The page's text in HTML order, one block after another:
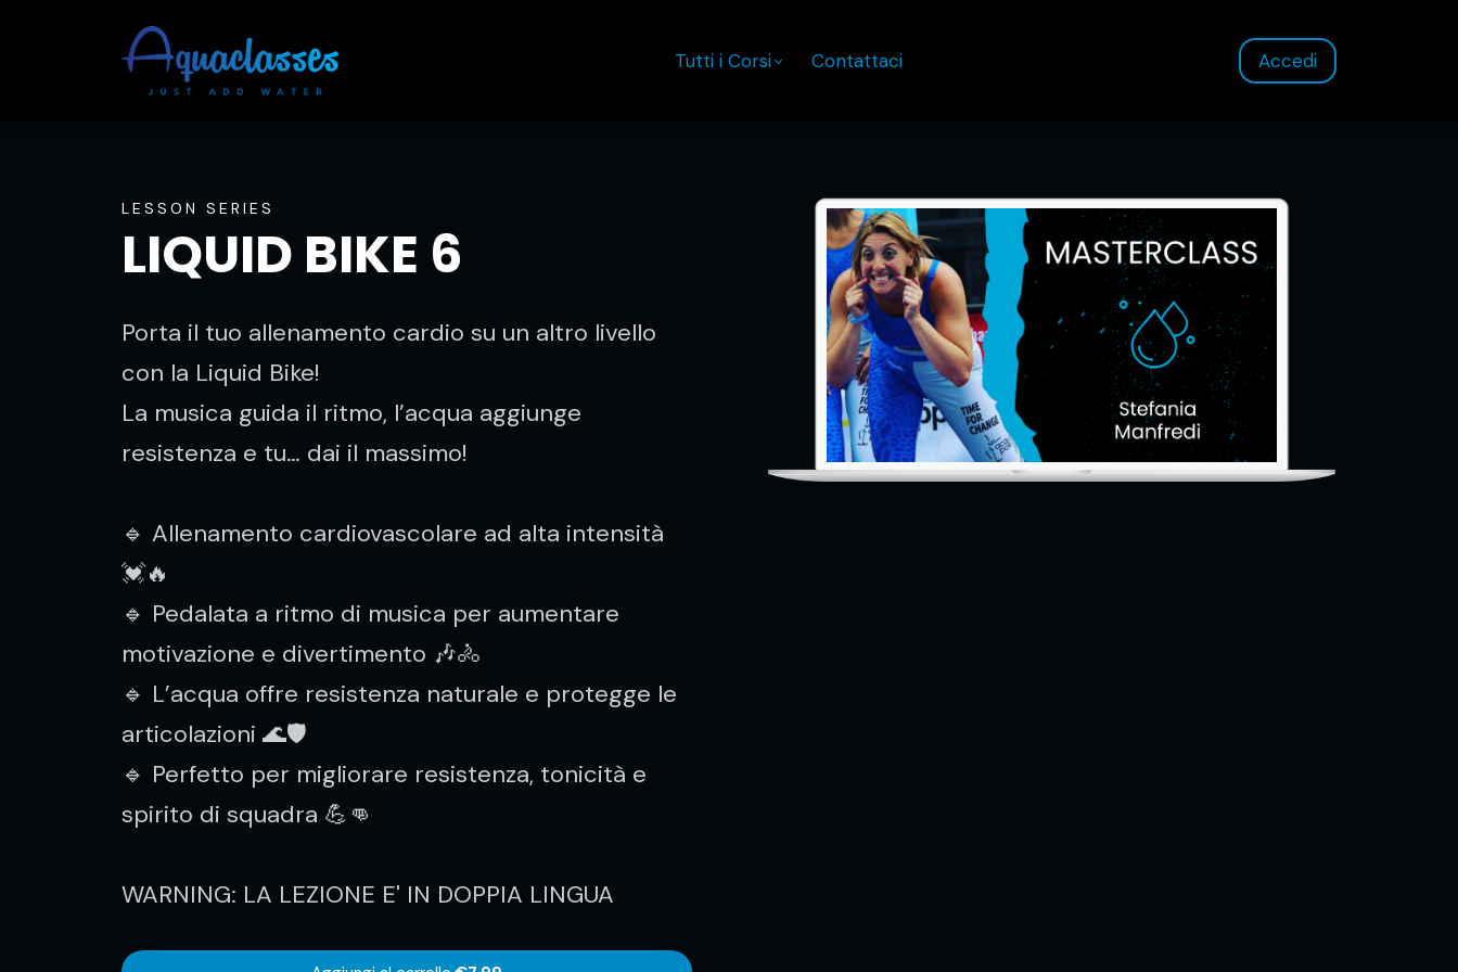
Tutti i Corsi Contattaci Accedi
LESSON SERIES
LIQUID BIKE 6
Porta il tuo allenamento cardio su un altro livello
con la Liquid Bike!
La musica guida il ritmo, l’acqua aggiunge
resistenza e tu… dai il massimo!
🔹 Allenamento cardiovascolare ad alta intensità
💓🔥
🔹 Pedalata a ritmo di musica per aumentare
motivazione e divertimento 🎶🚴
🔹 L’acqua offre resistenza naturale e protegge le
articolazioni 🌊🛡️
🔹 Perfetto per migliorare resistenza, tonicità e
spirito di squadra 💪👊
WARNING: LA LEZIONE E' IN DOPPIA LINGUA